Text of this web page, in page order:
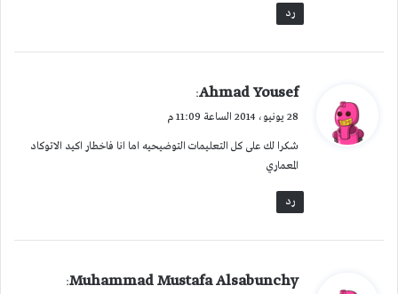
رد
ي
ل
Ahmad Yousef
:
28 يونيو، 2014 الساعة 11:09 م
شكرا لك على كل التعليمات التوضيحيه اما انا فاخطار اكيد الاتوكاد
المعماري
رد
يMuhammad Mustafa Alsabunchy
: